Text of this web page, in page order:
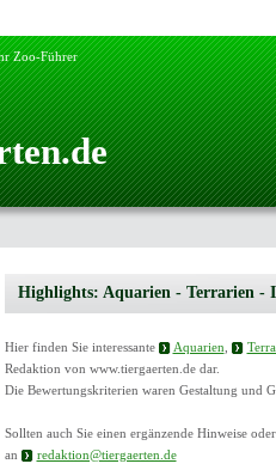
Zoo-Führer
Highlights: Aquarien - Terrarien -
Hier finden Sie interessante Aquarien
Redaktion von www.tiergaerten.de dar.
Die Bewertungskriterien waren Gestaltung und
Sollten auch Sie einen ergänzende Hinweise
an
redaktion@tiergaerten.de